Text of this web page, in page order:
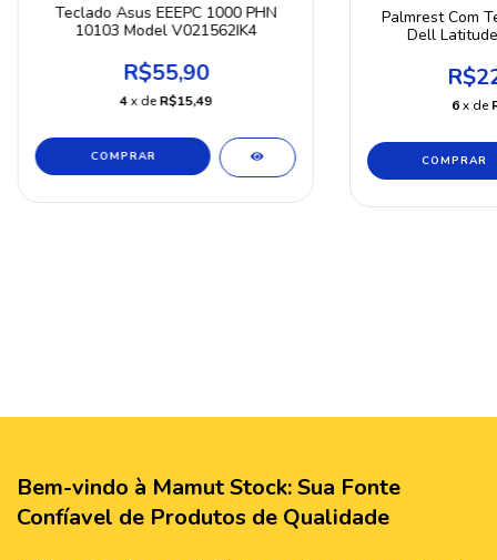
Teclado Asus EEEPC 1000 PHN
10103 Model V021562IK4
R$55,90
4x deR$15,49
COMPRAR
Palmrest Com
Dell
6 x de
COMPRAR
Bem-vindo à Mamut Stock: Sua Fonte
Confíavel de Produtos de Qualidade